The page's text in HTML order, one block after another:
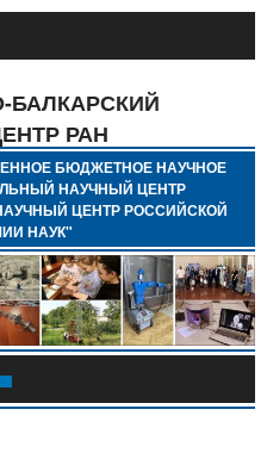
БАЛКАРСКИЙ
РАН
БЮДЖЕТНОЕ НАУЧНОЕ
НАУЧНЫЙ ЦЕНТР
ЦЕНТР РОССИЙСКОЙ
НАУК"